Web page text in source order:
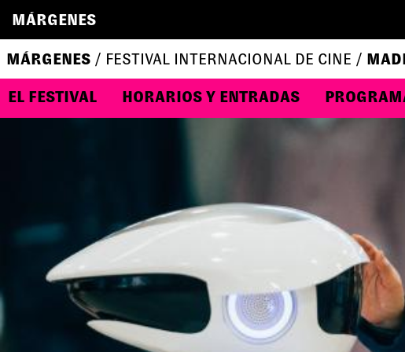
MÁRGENES
MÁRGENES / FESTIVAL INTERNACIONAL DE CINE /
EL FESTIVAL HORARIOS Y ENTRADAS